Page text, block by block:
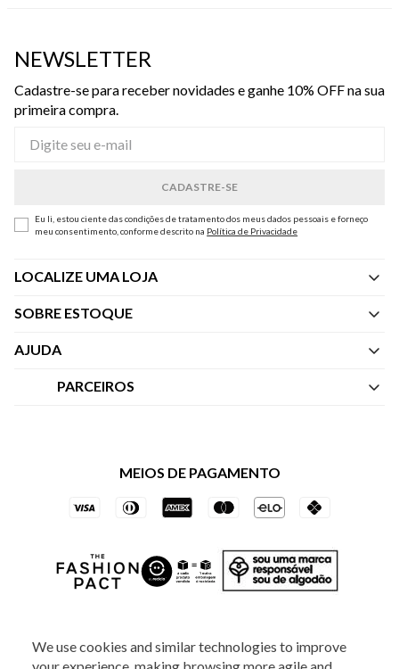
We use cookies and similar technologies to improve
NEWSLETTER
Cadastre-se para receber novidades e ganhe 10% OFF na sua
primeira compra.
Eu li, estou ciente das condições de tratamento dos meus dados pessoais e forneço
meu consentimento, conforme descrito na Política de Privacidade
LOCALIZE UMA LOJA
SOBRE ESTOQUE
Quem Somos
AJUDA
Central de Atendimento
Trocas e Devoluções
PARCEIROS
Vai de Visa
Azul Fidelidade
MEIOS DE PAGAMENTO